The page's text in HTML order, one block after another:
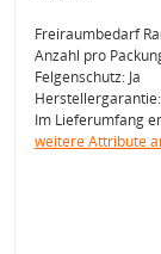
Freiraumbedarf
Anzahl pro
Felgenschutz: Ja
Herstellergarantie:
Im Lieferumfang
weitere Attribute